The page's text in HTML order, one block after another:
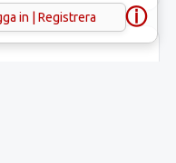
in | Registrera ⓘ